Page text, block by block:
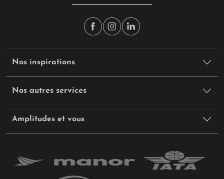
Nos inspirations
Nos autres services
Amplitudes et vous